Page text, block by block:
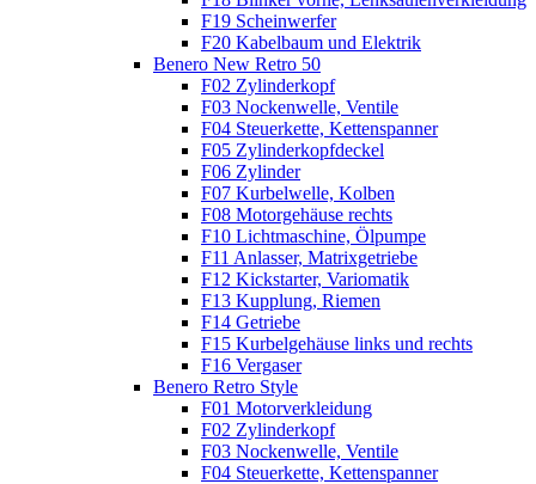
F19 Scheinwerfer
F20 Kabelbaum und Elektrik
Benero New Retro 50
F02 Zylinderkopf
F03 Nockenwelle, Ventile
F04 Steuerkette, Kettenspanner
F05 Zylinderkopfdeckel
F06 Zylinder
F07 Kurbelwelle, Kolben
F08 Motorgehäuse rechts
F10 Lichtmaschine, Ölpumpe
F11 Anlasser, Matrixgetriebe
F12 Kickstarter, Variomatik
F13 Kupplung, Riemen
F14 Getriebe
F15 Kurbelgehäuse links und rechts
F16 Vergaser
Benero Retro Style
F01 Motorverkleidung
F02 Zylinderkopf
F03 Nockenwelle, Ventile
F04 Steuerkette, Kettenspanner